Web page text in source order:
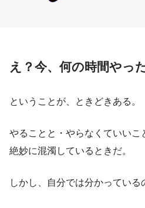
え？今、何の時間やっ
ということが、ときどきある。
やることと・やらなくていいこ
絶妙に混濁しているときだ。
しかし、自分では分かっている